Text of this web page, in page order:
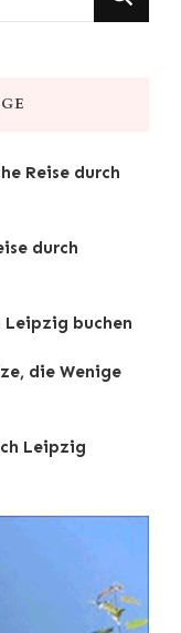
Reise durch
durch
Leipzig buchen
die Wenige
Leipzig